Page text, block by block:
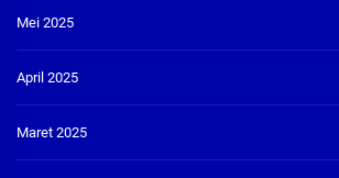
Mei 2025
April 2025
Maret 2025